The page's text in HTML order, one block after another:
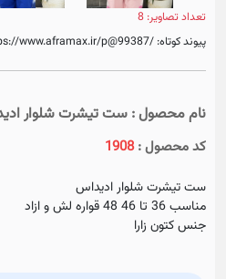
تعداد تصاویر: 8
پیوند کوتاه: www.aframax.ir/p@99387/
نام محصول : ست تیشرت شلوار
کد محصول :1908
ست تیشرت شلوار ادیداس
مناسب 36 تا 46 48 قواره لش و ازاد
جنس کتون زارا